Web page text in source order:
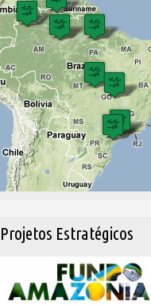
Projetos Estratégicos